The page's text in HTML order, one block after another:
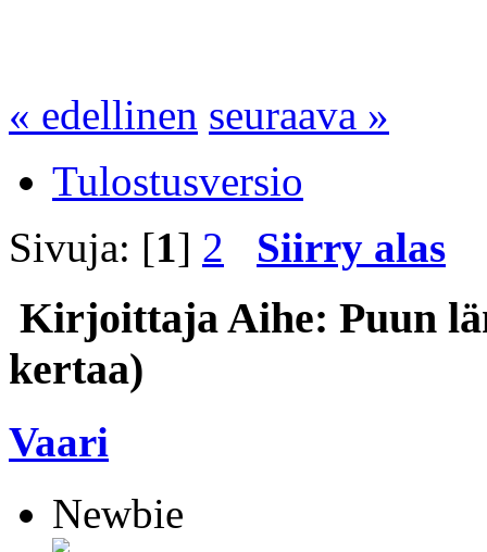
« edellinen seuraava »
Tulostusversio
Sivuja: [1] 2 Siirry alas
KirjoittajaAihe: Puun
kertaa)
Vaari
Newbie